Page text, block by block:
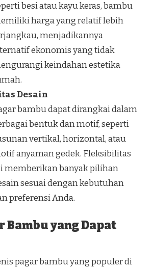
besi atau kayu keras, bambu
harga yang relatif lebih
menjadikannya
ekonomis yang tidak
keindahan estetika
Desain
bambu dapat dirangkai dalam
bentuk dan motif, seperti
vertikal, horizontal, atau
anyaman gedek. Fleksibilitas
memberikan banyak pilihan
sesuai dengan kebutuhan
preferensi Anda.
Bambu yang Dapat
pagar bambu yang populer di